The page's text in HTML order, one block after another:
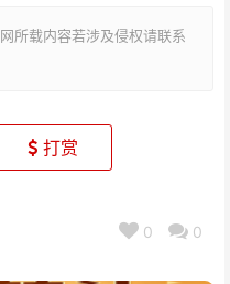
所载内容若涉及侵权请联系
打赏
0 0